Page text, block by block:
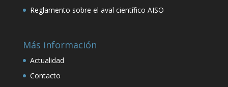
Reglamento sobre el aval científico AISO
Más información
Actualidad
Contacto